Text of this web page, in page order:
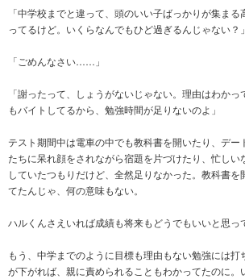
「中学校までと違って、頭のいい子ばっかりが集ま
ってるけど。いくらなんでもひど過ぎるんじゃない？」
「ごめんなさい……」
「謝ったって、しょうがないじゃない。理由はわか
もバイトしてるから、勉強時間が足りないのよ」
テスト期間中は電車の中でも教科書を開いたり、デ
たちに呆れ顔をされながら宿題を片づけたり、忙しい
していたつもりだけど、全然足りなかった。教科書を
てたんじゃ、何の意味もない。
ハルくんさえいれば成績も将来もどうでもいいと思っ
もう、中学までのように目標も理由もない勉強には
が下がれば、親に責められることもわかってたのに。